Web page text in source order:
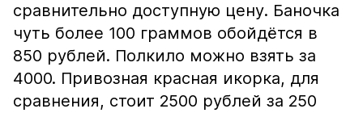
сравнительно доступную цену. Баночка
чуть более 100 граммов обойдётся в
850 рублей. Полкило можно взять за
4000. Привозная красная икорка, для
сравнения, стоит 2500 рублей за 250